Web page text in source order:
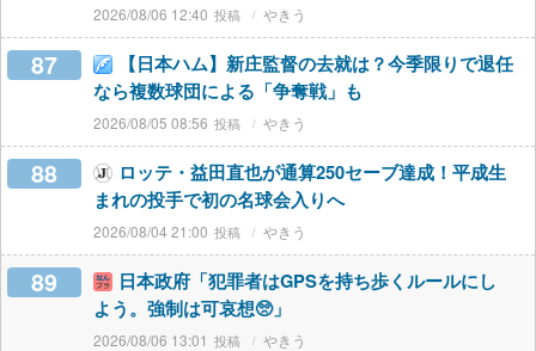
2026/08/06 12:40 やきう
87
【日本ハム】新庄監督の去就は？今季限りで退任
なら複数球団による「争奪戦」も
2026/08/05 08:56 やきう
88
ロッテ・益田直也が通算250セーブ達成！平成生
まれの投手で初の名球会入りへ
2026/08/04 21:00 やきう
89
日本政府「犯罪者はGPSを持ち歩くルールにし
よう。強制は可哀想🥺」
2026/08/06 13:01 やきう